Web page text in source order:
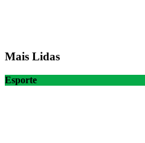
Mais Lidas
Esporte